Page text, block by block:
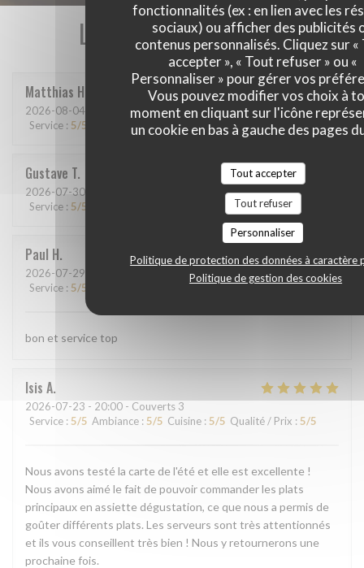
fonctionnalités (ex : en lien avec les
sociaux) ou afficher des publicités
contenus personnalisés. Cliquez sur «
accepter », « Tout refuser » ou «
Personnaliser » pour gérer vos
Vous pouvez modifier vos choix à
moment en cliquant sur l'icône
un cookie en bas à gauche des pages
Tout accepter
Tout refuser
Personnaliser
Politique de protection des données à caractère
Politique de gestion des cookies
Les avis de nos clients
Matthias H
2026-08-04 - 20:15 - Couverts 9
Service : 5/5 Ambiance: 5/5 Cuisine: 5/5 Qualité / Prix: 5/5
Gustave T
2026-07-30
Service : 5/5 Qualité / Prix
Paul H
2026-07-29
Service : 5/5 Cuisine:5/5 Qualité / Prix:5/5
bon et service top
Isis A
2026-07-23 - 20:00 - Couverts 3
Service :5/5 Ambiance : 5/5 Cuisine : 5/5 Qualité / Prix : 5/5
Nous avons testé la carte de l'été et elle est excellente !
Nous avons aimé le fait de pouvoir commander les plats
principaux en assiette dégustation, ce que nous a permis de
goûter différents plats. Les serveurs sont très attentionnés
et ils vous conseillent très bien ! Nous y retournerons une
prochaine fois.